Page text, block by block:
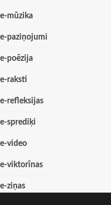
e-mūzika
e-paziņojumi
e-poēzija
e-raksti
e-refleksijas
e-sprediķi
e-video
e-viktorīnas
e-ziņas